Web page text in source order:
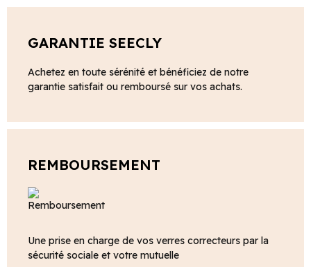
GARANTIE SEECLY
Achetez en toute sérénité et bénéficiez de notre
garantie satisfait ou remboursé sur vos achats.
REMBOURSEMENT
Une prise en charge de vos verres correcteurs par la
sécurité sociale et votre mutuelle